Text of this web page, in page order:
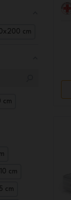
cm
cm
cm
cm